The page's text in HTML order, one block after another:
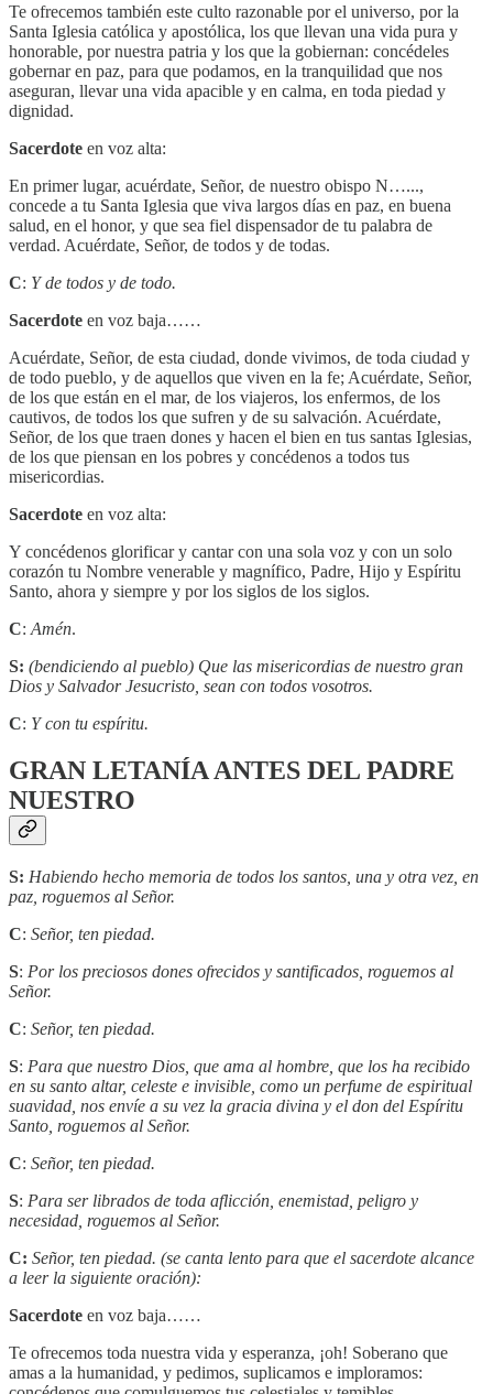
Te ofrecemos también este culto razonable por el universo, por la
Santa Iglesia católica y apostólica, los que llevan una vida pura y
honorable, por nuestra patria y los que la gobiernan: concédeles
gobernar en paz, para que podamos, en la tranquilidad que nos
aseguran, llevar una vida apacible y en calma, en toda piedad y
dignidad.
Sacerdote en voz alta:
En primer lugar, acuérdate, Señor, de nuestro obispo N…...,
concede a tu Santa Iglesia que viva largos días en paz, en buena
salud, en el honor, y que sea fiel dispensador de tu palabra de
verdad. Acuérdate, Señor, de todos y de todas.
C: Y de todos y de todo.
Sacerdote en voz baja……
Acuérdate, Señor, de esta ciudad, donde vivimos, de toda ciudad y
de todo pueblo, y de aquellos que viven en la fe; Acuérdate, Señor,
de los que están en el mar, de los viajeros, los enfermos, de los
cautivos, de todos los que sufren y de su salvación. Acuérdate,
Señor, de los que traen dones y hacen el bien en tus santas Iglesias,
de los que piensan en los pobres y concédenos a todos tus
misericordias.
Sacerdote en voz alta:
Y concédenos glorificar y cantar con una sola voz y con un solo
corazón tu Nombre venerable y magnífico, Padre, Hijo y Espíritu
Santo, ahora y siempre y por los siglos de los siglos.
C: Amén.
S: (bendiciendo al pueblo) Que las misericordias de nuestro gran
Dios y Salvador Jesucristo, sean con todos vosotros.
C: Y con tu espíritu.
GRAN LETANÍA ANTES DEL PADRE
NUESTRO
S: Habiendo hecho memoria de todos los santos, una y otra vez, en
paz, roguemos al Señor.
C: Señor, ten piedad.
S: Por los preciosos dones ofrecidos y santificados, roguemos al
Señor.
C: Señor, ten piedad.
S: Para que nuestro Dios, que ama al hombre, que los ha recibido
en su santo altar, celeste e invisible, como un perfume de espiritual
suavidad, nos envíe a su vez la gracia divina y el don del Espíritu
Santo, roguemos al Señor.
C: Señor, ten piedad.
S: Para ser librados de toda aflicción, enemistad, peligro y
necesidad, roguemos al Señor.
C: Señor, ten piedad. (se canta lento para que el sacerdote alcance
a leer la siguiente oración):
Sacerdote en voz baja……
Te ofrecemos toda nuestra vida y esperanza, ¡oh! Soberano que
amas a la humanidad, y pedimos, suplicamos e imploramos: